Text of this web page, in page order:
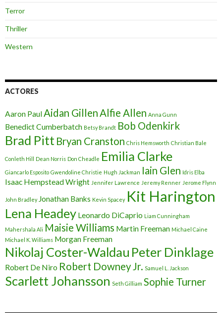
Terror
Thriller
Western
ACTORES
Aaron PaulAidan GillenAlfie Allen Anna Gunn
Benedict Cumberbatch Betsy Brandt Bob Odenkirk
Brad Pitt Bryan Cranston Chris Hemsworth Christian Bale
Conleth Hill Dean Norris Don Cheadle Emilia Clarke
Giancarlo Esposito Gwendoline Christie Hugh Jackman Iain Glen Idris Elba
Isaac Hempstead Wright Jennifer Lawrence Jeremy Renner Jerome Flynn
John Bradley Jonathan Banks Kevin Spacey Kit Harington
Lena Headey Leonardo DiCaprio Liam Cunningham
Mahershala Ali Maisie Williams Martin Freeman Michael Caine
Michael K. Williams Morgan Freeman
Nikolaj Coster-Waldau Peter Dinklage
Robert De Niro Robert Downey Jr. Samuel L. Jackson
Scarlett Johansson Seth Gilliam Sophie Turner